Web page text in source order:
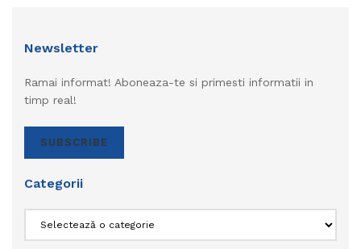
Newsletter
Ramai informat! Aboneaza-te si primesti informatii in
timp real!
SUBSCRIBE
Categorii